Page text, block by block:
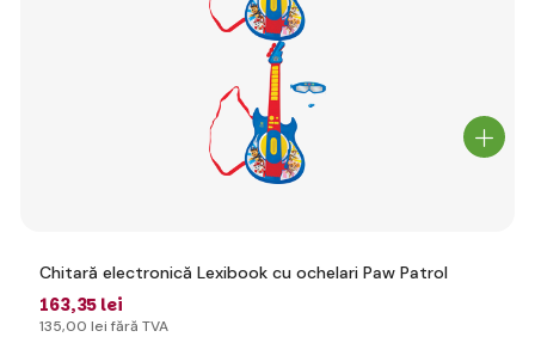
Chitară electronică Lexibook cu ochelari Paw Patrol
163,35 lei
135,00 lei fără TVA